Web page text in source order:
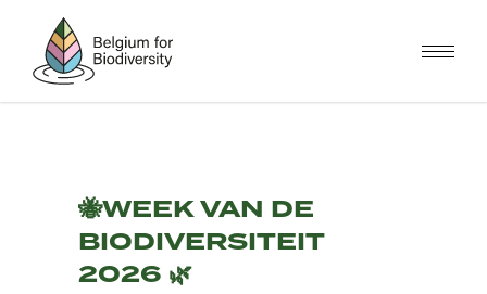
inhoud
gaan
🐝WEEK VAN DE
BIODIVERSITEIT
2026 🌿